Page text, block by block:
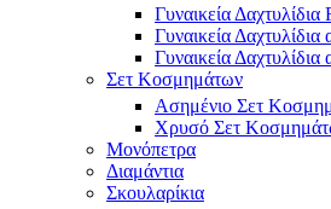
Γυναικεία Δαχτυλίδια
Γυναικεία
Γυναικεία
Σετ Κοσμημάτων
Ασημένιο Σετ
Χρυσό Σετ
Μονόπετρα
Διαμάντια
Σκουλαρίκια